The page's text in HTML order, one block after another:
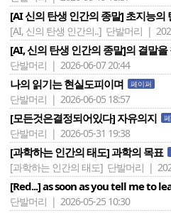
[AI 신의 탄생 인간의 종말] 초지능의
[AI, 신의 탄생 인간의..] 단발머리 |
[AI, 신의 탄생 인간의 종말]의 결말을
단발머리 | 2026-06-07 20:44
나의 읽기는 현실도피이며 페이퍼
단발머리 | 2026-06-05 18:57
[모든것은결정되어있다] 자유의지
단발머리 | 2026-05-31 19:38
[과학하는 인간의 태도] 과학의 목표
[과학하는 인간의 태도] 단발머리 |
[Red...] as soon as you tell me to
단발머리 | 2026-05-25 10:30